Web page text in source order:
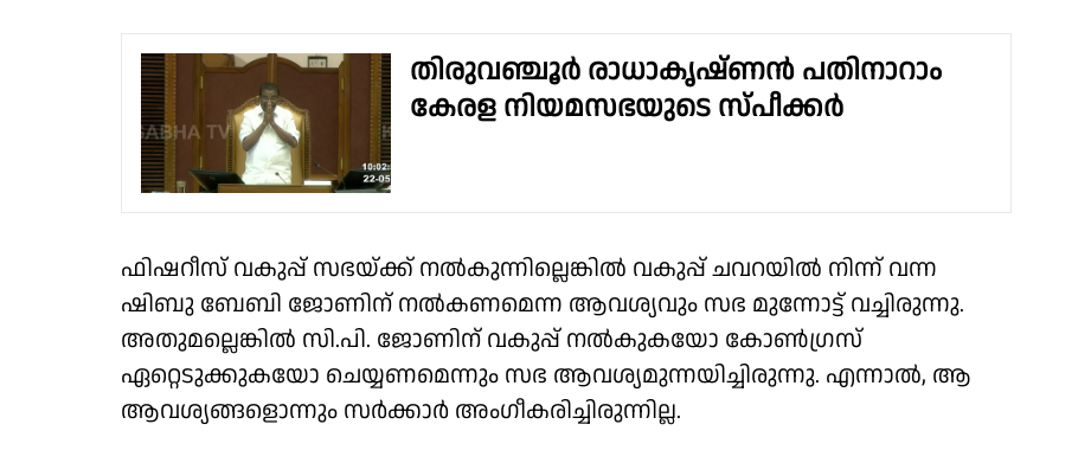
തിരുവഞ്ചൂർ രാധാകൃഷ്ണൻ പതിനാറാം
കേരള നിയമസഭയുടെ സ്പീക്കർ
ഫിഷറീസ് വകുപ്പ് സഭയ്ക്ക് നൽകുന്നില്ലെങ്കിൽ വകുപ്പ് ചവറയിൽ നിന്ന് വന്ന
ഷിബു ബേബി ജോണിന് നൽകണമെന്ന ആവശ്യവും സഭ മുന്നോട്ട് വച്ചിരുന്നു.
അതുമല്ലെങ്കിൽ സി.പി. ജോണിന് വകുപ്പ് നൽകുകയോ കോൺഗ്രസ്
ഏറ്റെടുക്കുകയോ ചെയ്യണമെന്നും സഭ ആവശ്യമുന്നയിച്ചിരുന്നു. എന്നാൽ, ആ
ആവശ്യങ്ങളൊന്നും സർക്കാർ അംഗീകരിച്ചിരുന്നില്ല.